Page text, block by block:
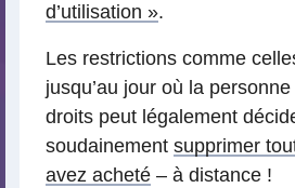
d’utilisation ».
Les restrictions comme
jusqu’au jour où la
droits peut légalement
soudainement supprimer
avez acheté – à distance !